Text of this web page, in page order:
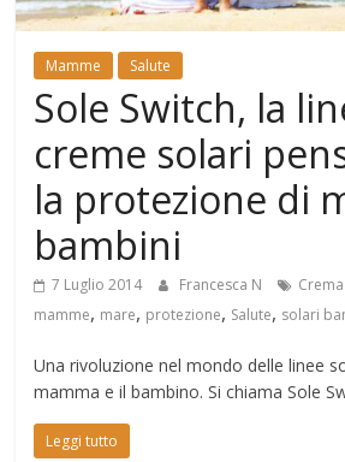
Mondo
Mamme Salute
Sole Switch, la
creme solari
la protezione di
bambini
7 Luglio 2014 Francesca N
mamme, mare, protezione, Salute, solari
Una rivoluzione nel mondo delle linee
mamma e il bambino. Si chiama Sole
Leggi tutto